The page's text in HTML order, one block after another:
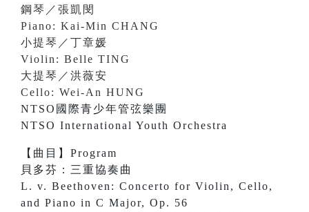
鋼琴／張凱閔
Piano: Kai-Min CHANG
小提琴／丁章媛
Violin: Belle TING
大提琴／洪薇安
Cello: Wei-An HUNG
NTSO國際青少年管弦樂團
NTSO International Youth Orchestra
【曲目】Program
貝多芬：三重協奏曲
L. v. Beethoven: Concerto for Violin, Cello,
and Piano in C Major, Op. 56